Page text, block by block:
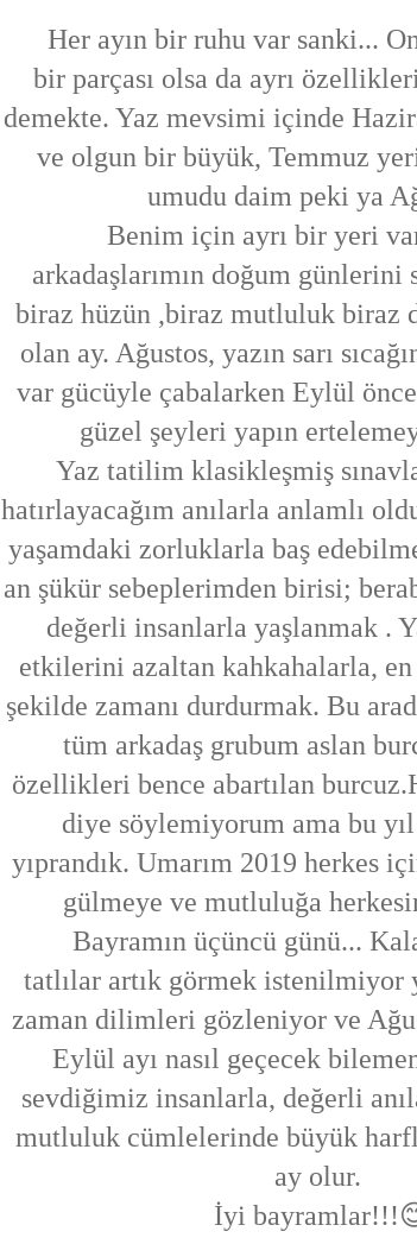
Her ayın bir ruhu var sanki...
bir parçası olsa da ayrı
demekte. Yaz mevsimi içinde
ve olgun bir büyük, Temmuz
umudu daim peki ya
Benim için ayrı bir yeri var
arkadaşlarımın doğum günlerini
biraz hüzün ,biraz mutluluk biraz
olan ay. Ağustos, yazın sarı
var gücüyle çabalarken Eylül
güzel şeyleri yapın
Yaz tatilim klasikleşmiş
hatırlayacağım anılarla anlamlı
yaşamdaki zorluklarla baş
an şükür sebeplerimden birisi;
değerli insanlarla yaşlanmak .
etkilerini azaltan kahkahalarla,
şekilde zamanı durdurmak. Bu
tüm arkadaş grubum aslan
özellikleri bence abartılan
diye söylemiyorum ama bu
yıprandık. Umarım 2019 herkes
gülmeye ve mutluluğa
Bayramın üçüncü günü...
tatlılar artık görmek istenilmiyor
zaman dilimleri gözleniyor ve
Eylül ayı nasıl geçecek
sevdiğimiz insanlarla, değerli
mutluluk cümlelerinde büyük
ay olur.
İyi